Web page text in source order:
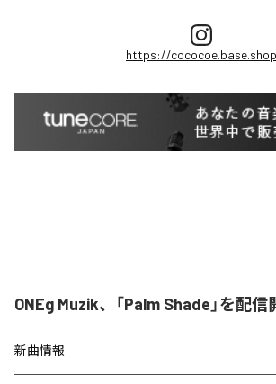
https://cococoe.base.shop
ONEg Muzik、「Palm Shade」を配信
新曲情報